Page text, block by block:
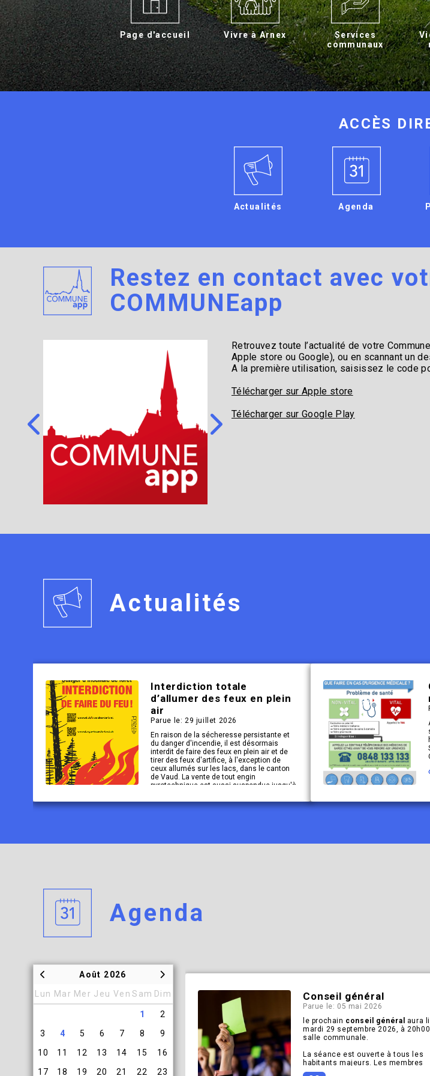
Page d'accueil Vivre à Arnex
Services
communaux
ACCÈS
Actualités Agenda
Restez en contact avec
COMMUNEapp
Retrouvez toute l’actualité de votre
Apple store ou Google), ou en scannant un
A la première utilisation, saisissez le code
Télécharger sur Apple store
Télécharger sur Google Play
Actualités
Interdiction totale
d’allumer des feux en plein
air
Parue le: 29 juillet 2026
En raison de la sécheresse persistante et
du danger d'incendie, il est désormais
interdit de faire des feux en plein air et de
tirer des feux d'artifice, à l'exception de
ceux allumés sur les lacs, dans le canton
de Vaud. La vente de tout engin
pyrotechnique est aussi suspendue jusqu'à
également aux festivités du 1er août.
Agenda
Août 2026
Lun Mar Mer Jeu Ven Sam Dim
1
2
3
4 5 6 7 8
9
10
11 12 13 14 15
16
17
18 19 20 21 22
23
Conseil général
Parue le: 05 mai 2026
le prochain conseil général
aura
mardi 29 septembre 2026, à
salle communale.
La séance est ouverte à tous les
habitants majeurs. Les membres
(Suisses et étrangers*) sont